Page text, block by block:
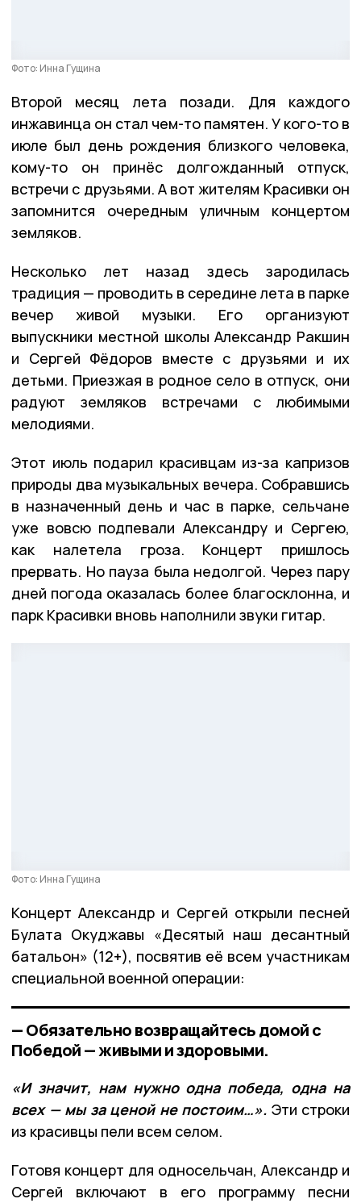
Фото: Инна Гущина
Второй месяц лета позади. Для каждого
инжавинца он стал чем-то памятен. У кого-то в
июле был день рождения близкого человека,
кому-то он принёс долгожданный отпуск,
встречи с друзьями. А вот жителям Красивки он
запомнится очередным уличным концертом
земляков.
Несколько лет назад здесь зародилась
традиция — проводить в середине лета в парке
вечер живой музыки. Его организуют
выпускники местной школы Александр Ракшин
и Сергей Фёдоров вместе с друзьями и их
детьми. Приезжая в родное село в отпуск, они
радуют земляков встречами с любимыми
мелодиями.
Этот июль подарил красивцам из-за капризов
природы два музыкальных вечера. Собравшись
в назначенный день и час в парке, сельчане
уже вовсю подпевали Александру и Сергею,
как налетела гроза. Концерт пришлось
прервать. Но пауза была недолгой. Через пару
дней погода оказалась более благосклонна, и
парк Красивки вновь наполнили звуки гитар.
Фото: Инна Гущина
Концерт Александр и Сергей открыли песней
Булата Окуджавы «Десятый наш десантный
батальон» (12+), посвятив её всем участникам
специальной военной операции:
— Обязательно возвращайтесь домой с
Победой — живыми и здоровыми.
«И значит, нам нужно одна победа, одна на
всех — мы за ценой не постоим…». Эти строки
из красивцы пели всем селом.
Готовя концерт для односельчан, Александр и
Сергей включают в его программу песни